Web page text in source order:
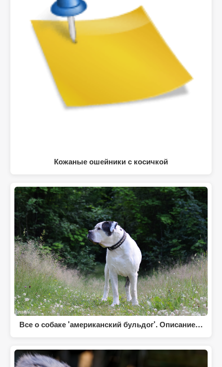
Кожаные ошейники с косичкой
Все о собаке 'американский бульдог'. Описание…